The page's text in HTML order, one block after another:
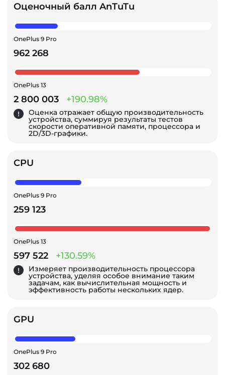
Оценочный балл AnTuTu
OnePlus 9 Pro
962 268
OnePlus 13
2 800 003 +190.98%
Оценка отражает общую производительность
устройства, суммируя результаты тестов
скорости оперативной памяти, процессора и
2D/3D-графики.
CPU
OnePlus 9 Pro
259 123
OnePlus 13
597 522 +130.59%
Измеряет производительность процессора
устройства, уделяя особое внимание таким
задачам, как вычислительная мощность и
эффективность работы нескольких ядер.
GPU
OnePlus 9 Pro
302 680